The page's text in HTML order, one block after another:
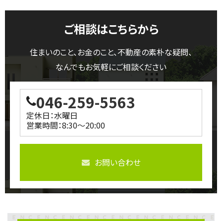
ご相談はこちらから
住まいのこと、お金のこと、不動産の素朴な疑問、
なんでもお気軽にご相談ください
046-259-5563
定休日：水曜日
営業時間：8:30～20:00
お問い合わせ